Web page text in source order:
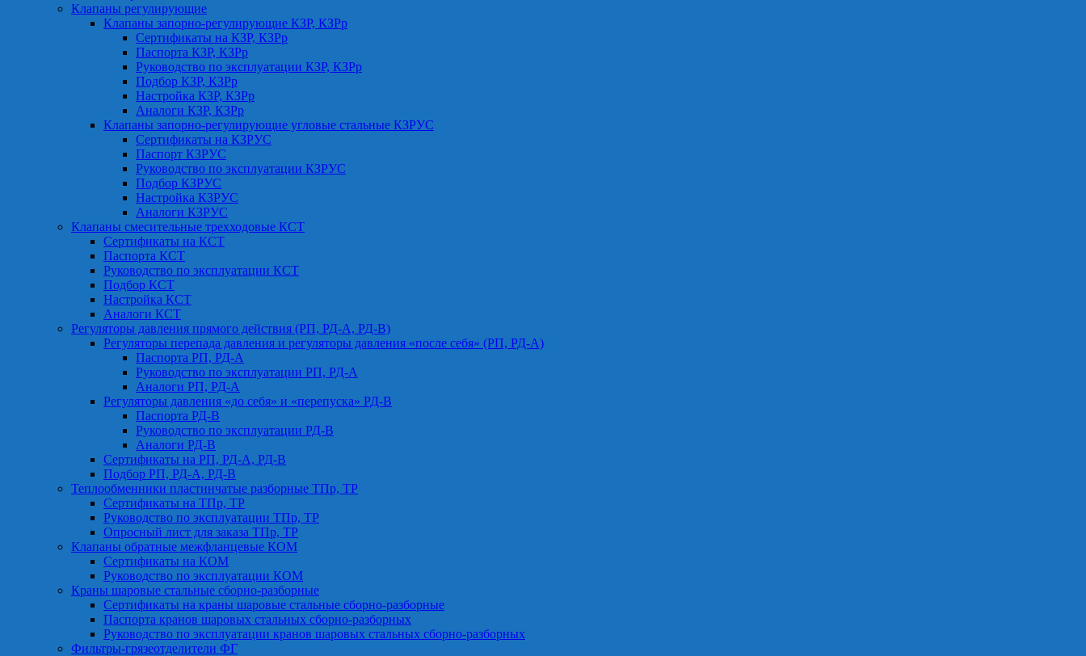
Клапаны регулирующие
Клапаны запорно-регулирующие КЗР, КЗРр
Сертификаты на КЗР, КЗРр
Паспорта КЗР, КЗРр
Руководство по эксплуатации КЗР, КЗРр
Подбор КЗР, КЗРр
Настройка КЗР, КЗРр
Аналоги КЗР, КЗРр
Клапаны запорно-регулирующие угловые стальные КЗРУС
Сертификаты на КЗРУС
Паспорт КЗРУС
Руководство по эксплуатации КЗРУС
Подбор КЗРУС
Настройка КЗРУС
Аналоги КЗРУС
Клапаны смесительные трехходовые КСТ
Сертификаты на КСТ
Паспорта КСТ
Руководство по эксплуатации КСТ
Подбор КСТ
Настройка КСТ
Аналоги КСТ
Регуляторы давления прямого действия (РП, РД-А, РД-В)
Регуляторы перепада давления и регуляторы давления «после себя» (РП, РД-А)
Паспорта РП, РД-А
Руководство по эксплуатации РП, РД-А
Аналоги РП, РД-А
Регуляторы давления «до себя» и «перепуска» РД-В
Паспорта РД-В
Руководство по эксплуатации РД-В
Аналоги РД-В
Сертификаты на РП, РД-А, РД-В
Подбор РП, РД-А, РД-В
Теплообменники пластинчатые разборные ТПр, ТР
Сертификаты на ТПр, ТР
Руководство по эксплуатации ТПр, ТР
Опросный лист для заказа ТПр, ТР
Клапаны обратные межфланцевые КОМ
Сертификаты на КОМ
Руководство по эксплуатации КОМ
Краны шаровые стальные сборно-разборные
Сертификаты на краны шаровые стальные сборно-разборные
Паспорта кранов шаровых стальных сборно-разборных
Руководство по эксплуатации кранов шаровых стальных сборно-разборных
Фильтры-грязеотделители ФГ